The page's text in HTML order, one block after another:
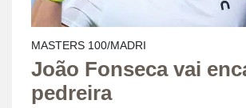
MASTERS 100/MADRI
João Fonseca vai
pedreira